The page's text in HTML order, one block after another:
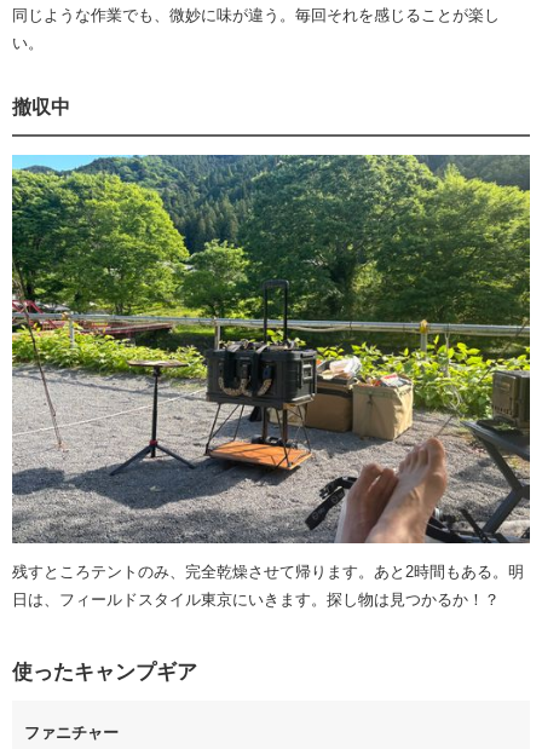
同じような作業でも、微妙に味が違う。毎回それを感じることが楽し
い。
撤収中
残すところテントのみ、完全乾燥させて帰ります。あと2時間もある。明
日は、フィールドスタイル東京にいきます。探し物は見つかるか！？
使ったキャンプギア
ファニチャー